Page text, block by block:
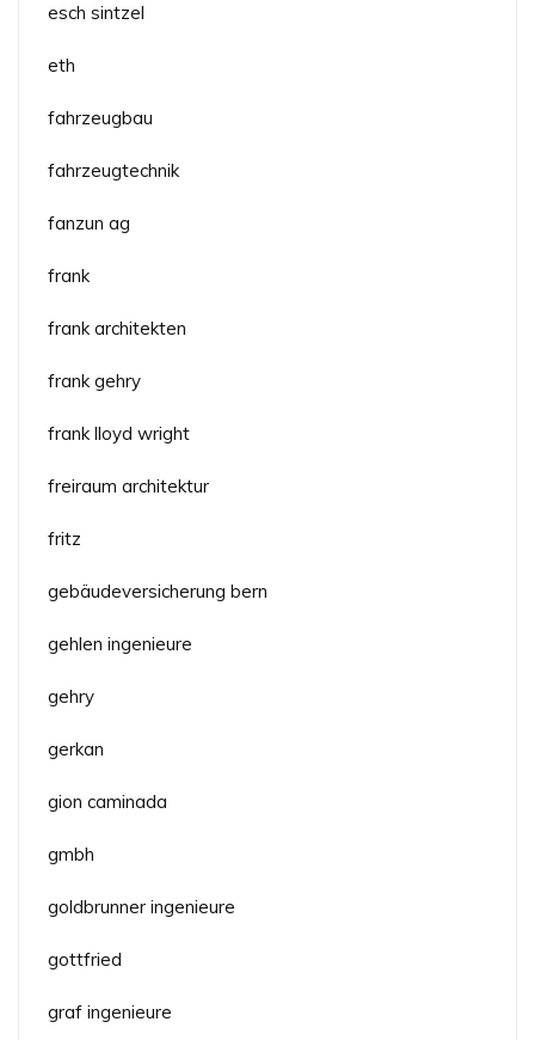
esch sintzel
eth
fahrzeugbau
fahrzeugtechnik
fanzun ag
frank
frank architekten
frank gehry
frank lloyd wright
freiraum architektur
fritz
gebäudeversicherung bern
gehlen ingenieure
gehry
gerkan
gion caminada
gmbh
goldbrunner ingenieure
gottfried
graf ingenieure